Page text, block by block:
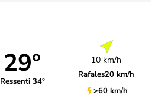
29°
Ressenti 34°
10 km/h
Rafales20 km/h
>60 km/h